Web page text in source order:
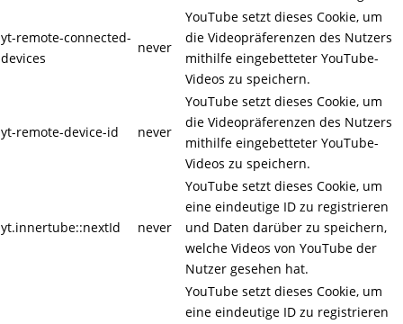
yt-remote-connected-
devices
never
YouTube setzt dieses Cookie, um
die Videopräferenzen des Nutzers
mithilfe eingebetteter YouTube-
Videos zu speichern.
yt-remote-device-id never
YouTube setzt dieses Cookie, um
die Videopräferenzen des Nutzers
mithilfe eingebetteter YouTube-
Videos zu speichern.
yt.innertube::nextId never
YouTube setzt dieses Cookie, um
eine eindeutige ID zu registrieren
und Daten darüber zu speichern,
welche Videos von YouTube der
Nutzer gesehen hat.
YouTube setzt dieses Cookie, um
eine eindeutige ID zu registrieren